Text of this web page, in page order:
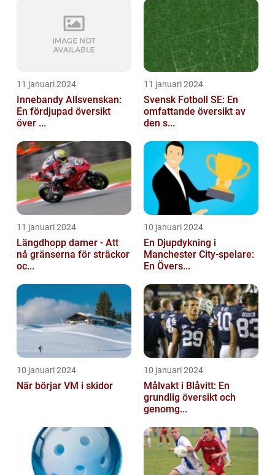
11 januari 2024
Innebandy Allsvenskan:
En fördjupad översikt
över ...
11 januari 2024
Svensk Fotboll SE: En
omfattande översikt av
den s...
11 januari 2024
Längdhopp damer - Att
nå gränserna för sträckor
oc...
10 januari 2024
En Djupdykning i
Manchester City-spelare:
En Övers...
10 januari 2024
När börjar VM i skidor
10 januari 2024
Målvakt i Blåvitt: En
grundlig översikt och
genomg...